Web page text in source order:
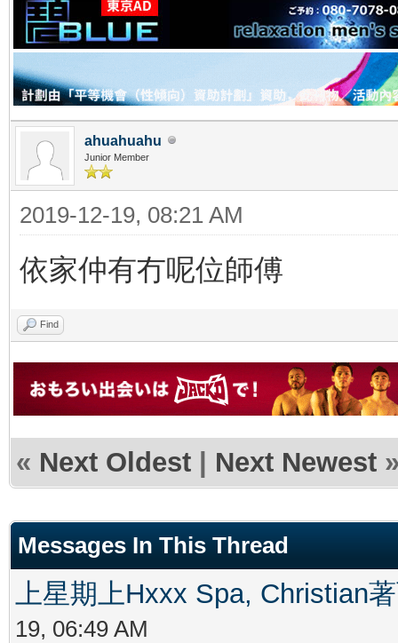
ahuahuahu
Junior Member
2019-12-19, 08:21 AM
依家仲有冇呢位師傅
Find
« Next Oldest | Next Newest
Messages In This Thread
上星期上Hxxx Spa, Christian
19, 06:49 AM